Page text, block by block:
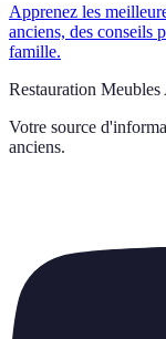
Apprenez les
anciens, des conseils
famille.
Restauration Meubles
Votre source
anciens.